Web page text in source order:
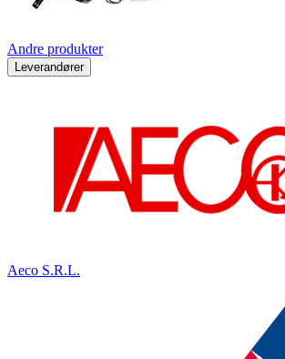
Andre produkter
Leverandører
Aeco S.R.L.